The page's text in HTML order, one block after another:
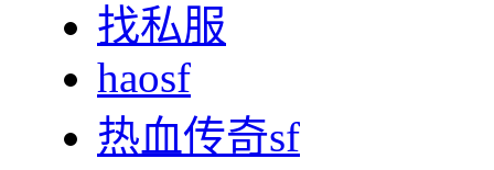
找私服
haosf
热血传奇sf